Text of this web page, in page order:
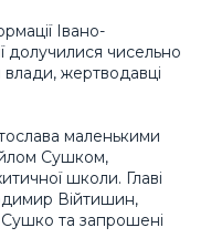
Івано-
долучилися чисельно
влади, жертводавці
маленькими
Сушком,
школи. Главі
Війтишин,
та запрошені